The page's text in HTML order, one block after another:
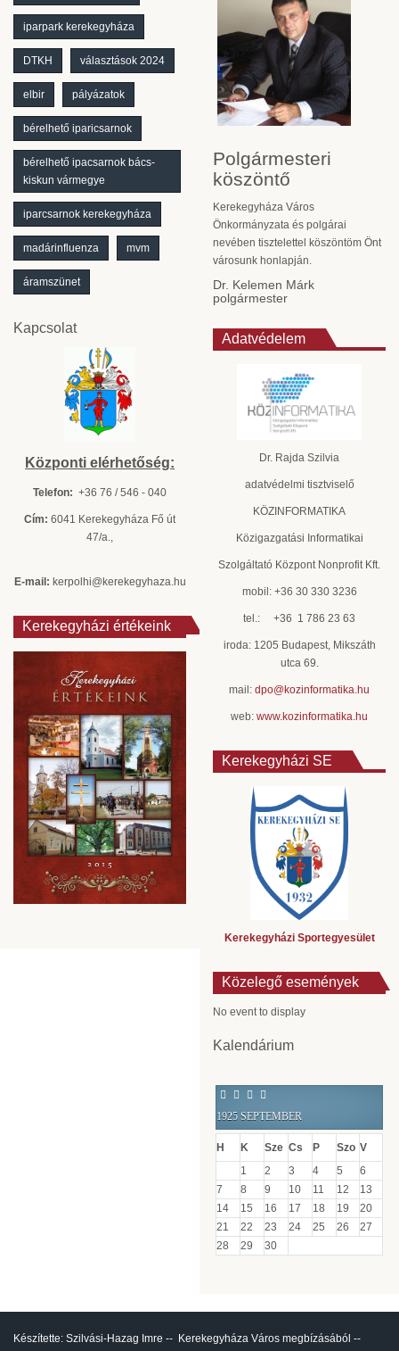
iparpark kerekegyháza
DTKH választások 2024
elbir pályázatok
bérelhető iparicsarnok
bérelhető ipacsarnok bács-
kiskun vármegye
iparcsarnok kerekegyháza
madárinfluenza mvm
áramszünet
Kapcsolat
Központi elérhetőség:
Telefon: +36 76 / 546 - 040
Cím: 6041 Kerekegyháza Fő út
47/a.,
E-mail: kerpolhi@kerekegyhaza.hu
Kerekegyházi értékeink
Polgármesteri
köszöntő
Kerekegyháza Város
Önkormányzata és polgárai
nevében tisztelettel köszöntöm Önt
városunk honlapján.
Dr. Kelemen Márk
polgármester
Adatvédelem
Dr. Rajda Szilvia
adatvédelmi tisztviselő
KÖZINFORMATIKA
Közigazgatási Informatikai
Szolgáltató Központ Nonprofit Kft.
mobil: +36 30 330 3236
tel.: +36 1 786 23 63
iroda: 1205 Budapest, Mikszáth
utca 69.
mail: dpo@kozinformatika.hu
web: www.kozinformatika.hu
Kerekegyházi SE
Kerekegyházi Sportegyesület
Közelegő események
No event to display
Kalendárium
Previous
Previous
NextNext
1925 SEPTEMBER
H K Sze Cs P Szo V
1
2 3 4 5
6
7
8 9 10 11 12
13
14
15 16 17 18 19
20
21
22 23 24 25 26
27
28
29 30
Készítette: Szilvási-Hazag Imre -- Kerekegyháza Város megbízásából --